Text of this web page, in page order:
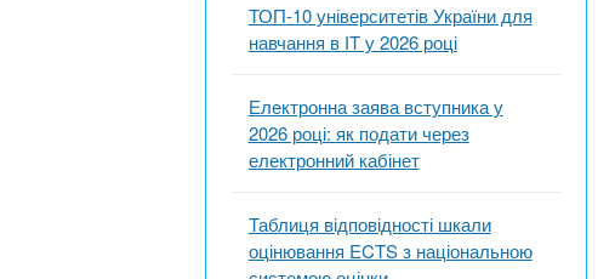
ТОП-10 університетів України для
навчання в ІТ у 2026 році
Електронна заява вступника у
2026 році: як подати через
електронний кабінет
Таблиця відповідності шкали
оцінювання ECTS з національною